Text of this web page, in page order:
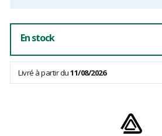
En stock
Livré à partir du11/08/2026